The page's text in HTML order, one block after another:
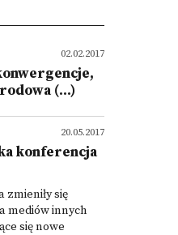
02.02.2017
(...)
20.05.2017
konferencja
się
mediów innych
się nowe